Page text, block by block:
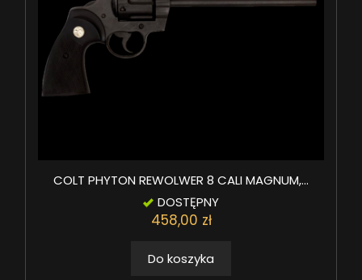
COLT PHYTON REWOLWER 8 CALI MAGNUM,...
DOSTĘPNY
458,00 zł
Do koszyka